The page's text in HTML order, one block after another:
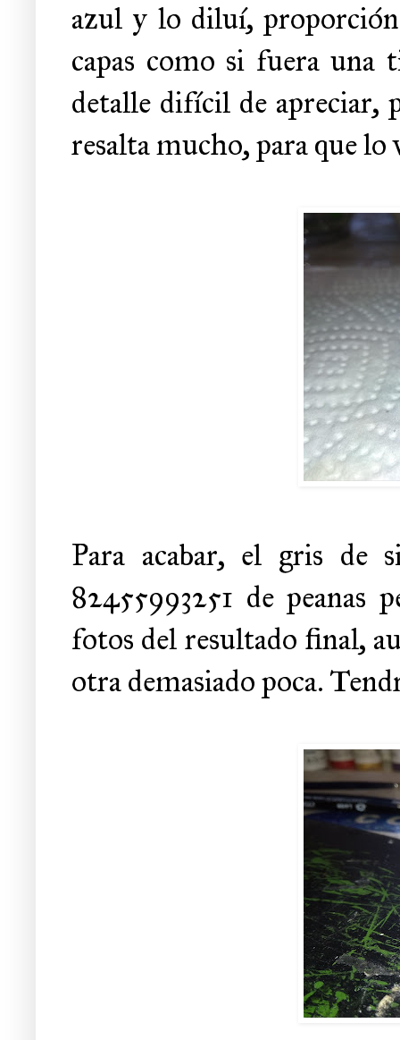
azul y lo diluí,
capas como si fuera una
detalle difícil de apreciar,
resalta mucho, para que lo
Para acabar, el gris de
82455993251 de peanas
fotos del resultado final,
otra demasiado poca.